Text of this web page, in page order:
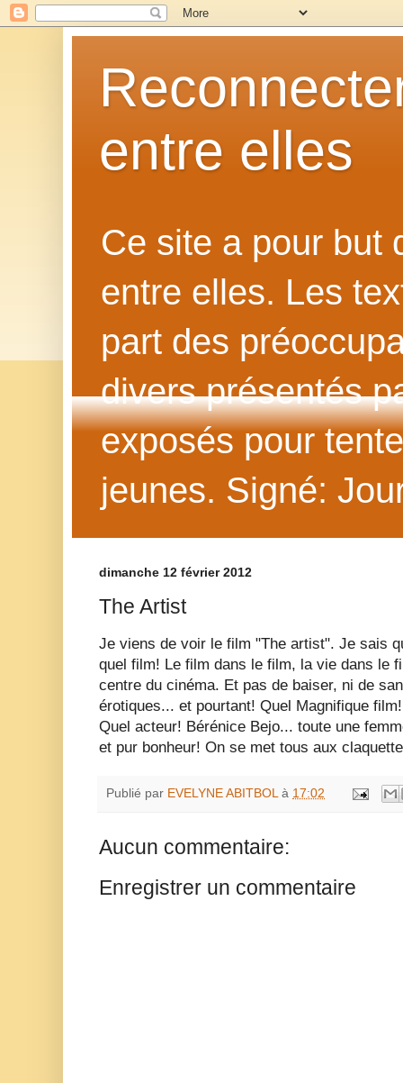
entre elles
Ce site a pour but
entre elles. Les
part des
divers présentés
exposés pour
jeunes. Signé:
dimanche 12 février 2012
The Artist
Je viens de voir le film "The artist". Je sais
quel film! Le film dans le film, la vie dans le
centre du cinéma. Et pas de baiser, ni de
érotiques... et pourtant! Quel Magnifique
Quel acteur! Bérénice Bejo... toute une
et pur bonheur! On se met tous aux
Publié par EVELYNE ABITBOL à 17:02
Aucun commentaire:
Enregistrer un commentaire